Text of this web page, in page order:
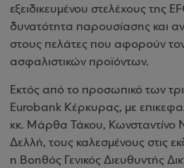
εξειδικευμένου στελέχους της
δυνατότητα παρουσίασης και
στους πελάτες που αφορούν
ασφαλιστικών προϊόντων.
Εκτός από το προσωπικό των
Eurobank Κέρκυρας, με
κκ. Μάρθα Τάκου, Κωνσταντίνο
Δελλή, τους καλεσμένους στις
η Βοηθός Γενικός Διευθυντής